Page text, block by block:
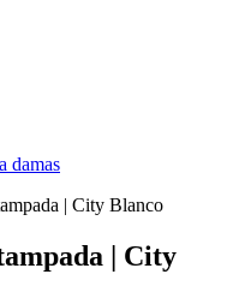
damas
| City Blanco
| City